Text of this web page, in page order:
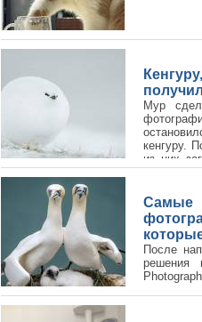
Мур
кенгуру.
из них
Самые
После
решения